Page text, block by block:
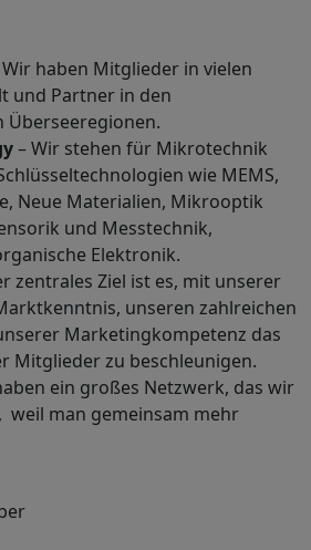
Wir haben Mitglieder in vielen
und Partner in den
Überseeregionen.
– Wir stehen für Mikrotechnik
wie MEMS,
Neue Materialien, Mikrooptik
und Messtechnik,
Elektronik.
zentrales Ziel ist es, mit unserer
unseren zahlreichen
Marketingkompetenz das
Mitglieder zu beschleunigen.
ein großes Netzwerk, das wir
man gemeinsam mehr